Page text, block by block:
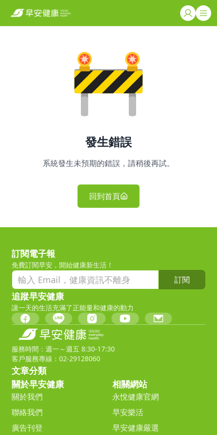
發生錯誤
系統發生未預期的錯誤，請稍後再試。
回到首頁
訂閱電子報
免費訂閱早安，開始健康新生活！
訂閱
追蹤早安健康
讓一天的生活充滿了正能量和健康的動力
服務時間：週一～週五 8:30-17:30
客戶服務專線：02-29128060
文章分類
關於早安健康
關於我們
聯絡我們
廣告刊登
相關網站
永悅健康官網
早安樂活
早安健康嚴選